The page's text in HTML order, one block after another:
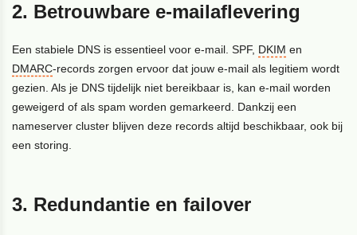
2. Betrouwbare e-mailaflevering
Een stabiele DNS is essentieel voor e-mail. SPF, DKIM en
DMARC-records zorgen ervoor dat jouw e-mail als legitiem wordt
gezien. Als je DNS tijdelijk niet bereikbaar is, kan e-mail worden
geweigerd of als spam worden gemarkeerd. Dankzij een
nameserver cluster blijven deze records altijd beschikbaar, ook bij
een storing.
3. Redundantie en failover